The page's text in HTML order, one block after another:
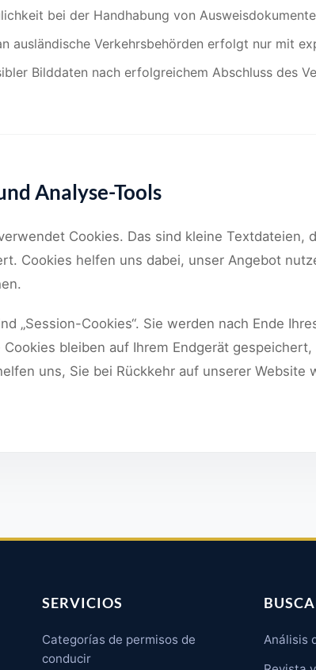
bei der Handhabung von
ausländische Verkehrsbehörden erfolgt nur mit
Bilddaten nach erfolgreichem Abschluss des
Analyse-Tools
Cookies. Das sind kleine Textdateien,
Cookies helfen uns dabei, unser Angebot
„Session-Cookies“. Sie werden nach Ende
bleiben auf Ihrem Endgerät
uns, Sie bei Rückkehr auf unserer Website
SERVICIOS
Categorías de permisos de
conducir
Análisis